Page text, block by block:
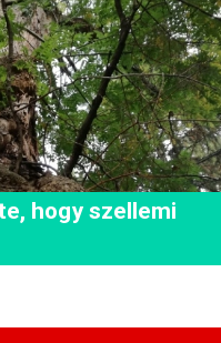
hogy szellemi